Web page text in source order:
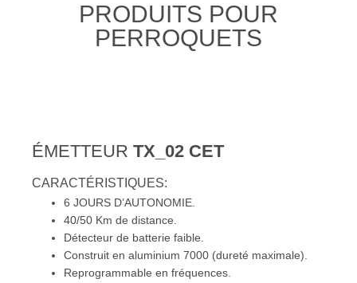
PRODUITS POUR
PERROQUETS
ÉMETTEUR TX_02 CET
CARACTÉRISTIQUES:
6 JOURS D’AUTONOMIE.
40/50 Km de distance.
Détecteur de batterie faible.
Construit en aluminium 7000 (dureté maximale).
Reprogrammable en fréquences.